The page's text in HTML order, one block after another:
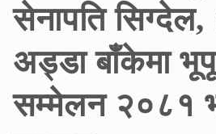
सेनापति सिग्देल,
अड्डा बाँकेमा
सम्मेलन २०८१